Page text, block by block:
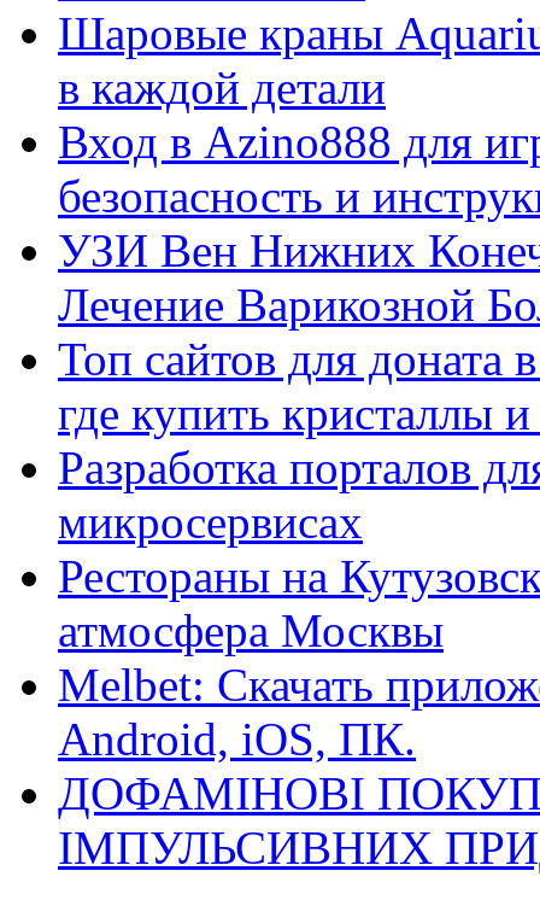
Шаровые краны
в каждой детали
Вход в Azino888 для
безопасность и
УЗИ Вен Нижних
Лечение Варикозной
Топ сайтов для
где купить кристаллы
Разработка порталов
микросервисах
Рестораны на
атмосфера Москвы
Melbet: Скачать
Android, iOS, ПК.
ДОФАМІНОВІ
ІМПУЛЬСИВНИХ